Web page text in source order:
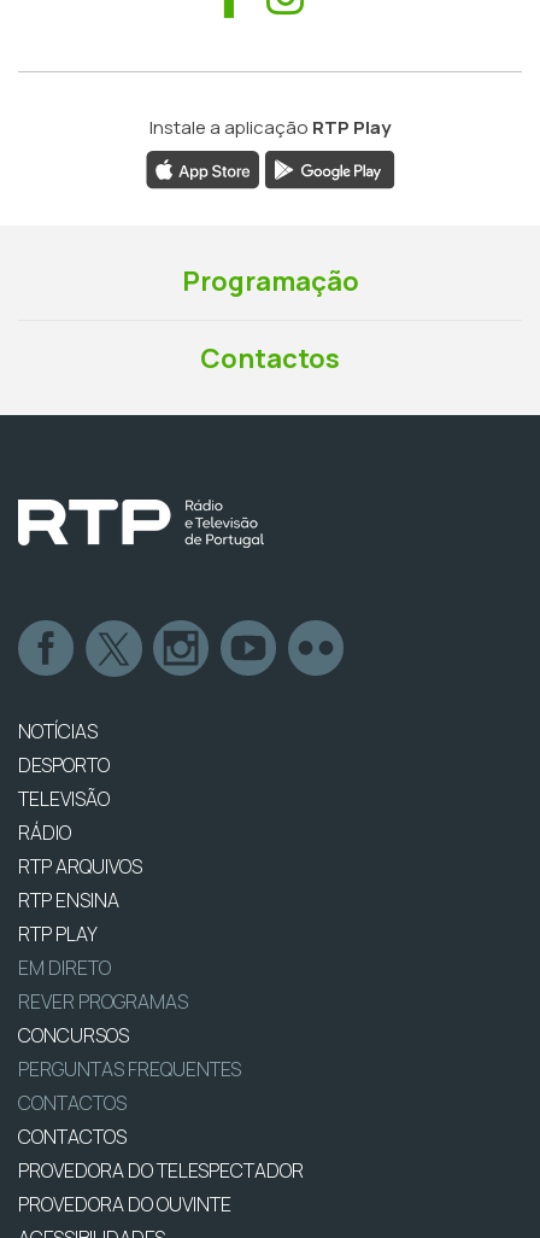
Instale a aplicação RTP Play
Programação
Contactos
NOTÍCIAS
DESPORTO
TELEVISÃO
RÁDIO
RTP ARQUIVOS
RTP ENSINA
RTP PLAY
EM DIRETO
REVER PROGRAMAS
CONCURSOS
PERGUNTAS FREQUENTES
CONTACTOS
CONTACTOS
PROVEDORA DO TELESPECTADOR
PROVEDORA DO OUVINTE